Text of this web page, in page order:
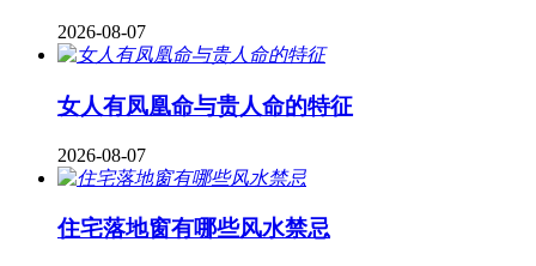
2026-08-07
女人有凤凰命与贵人命的特征
2026-08-07
住宅落地窗有哪些风水禁忌